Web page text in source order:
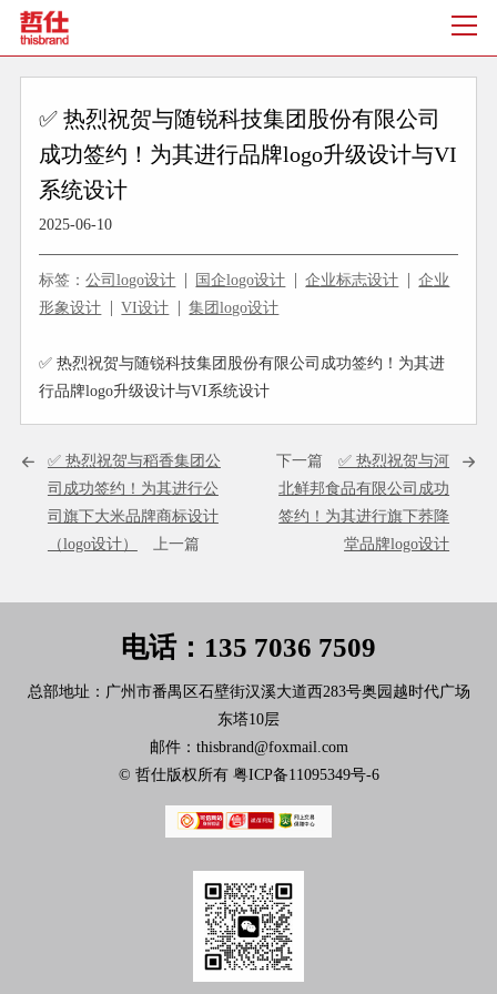
✅ 热烈祝贺与随锐科技集团股份有限公司
成功签约！为其进行品牌logo升级设计与VI
系统设计
2025-06-10
标签：公司logo设计 国企logo设计 企业标志设计
企业
形象设计
VI设计 集团logo设计
✅ 热烈祝贺与随锐科技集团股份有限公司成功签约！为其进
行品牌logo升级设计与VI系统设计
✅ 热烈祝贺与稻香集团公
司成功签约！为其进行公
司旗下大米品牌商标设计
（logo设计）
上一篇
下一篇✅ 热烈祝贺与河
北鲜邦食品有限公司成功
签约！为其进行旗下荞降
堂品牌logo设计
电话：135 7036 7509
总部地址：广州市番禺区石壁街汉溪大道西283号奥园越时代广场
东塔10层
邮件：thisbrand@foxmail.com
© 哲仕版权所有 粤ICP备11095349号-6